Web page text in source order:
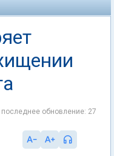
обновление: 27